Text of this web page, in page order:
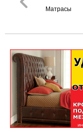
Матрасы